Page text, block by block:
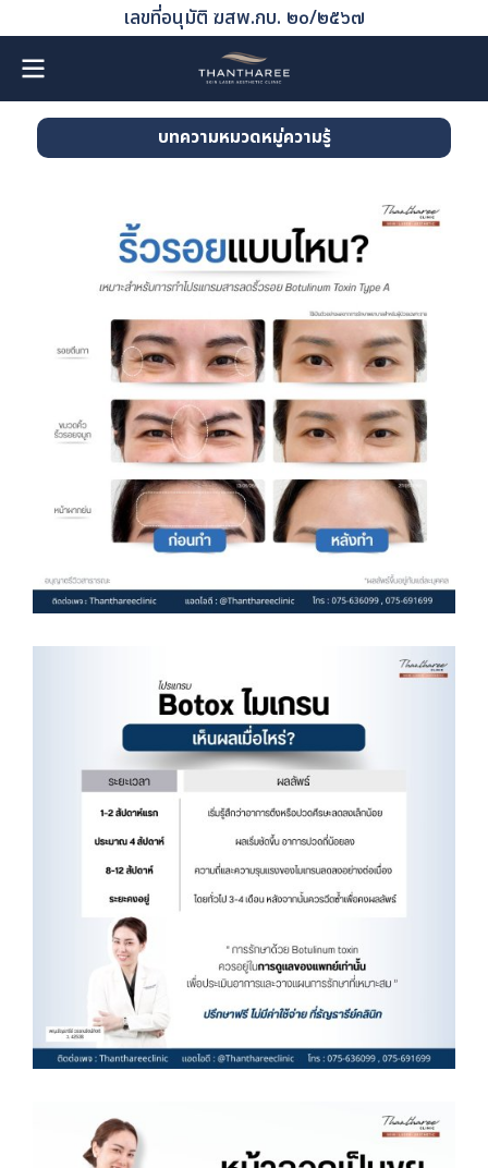
เลขที่อนุมัติ ฆสพ.กบ. ๒๐/๒๕๖๗
บทความหมวดหมู่ความรู้